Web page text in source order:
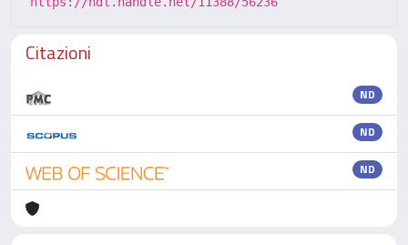
Citazioni
ND
ND
ND